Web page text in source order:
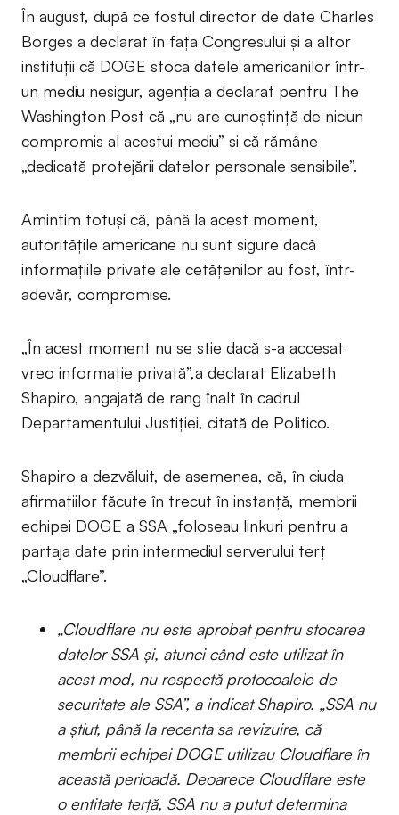
În august, după ce fostul director de date Charles
Borges a declarat în fața Congresului și a altor
instituții că DOGE stoca datele americanilor într-
un mediu nesigur, agenția a declarat pentru The
Washington Post că „nu are cunoștință de niciun
compromis al acestui mediu” și că rămâne
„dedicată protejării datelor personale sensibile”.
Amintim totuși că, până la acest moment,
autoritățile americane nu sunt sigure dacă
informațiile private ale cetățenilor au fost, într-
adevăr, compromise.
„În acest moment nu se știe dacă s-a accesat
vreo informație privată”,a declarat Elizabeth
Shapiro, angajată de rang înalt în cadrul
Departamentului Justiției, citată de Politico.
Shapiro a dezvăluit, de asemenea, că, în ciuda
afirmațiilor făcute în trecut în instanță, membrii
echipei DOGE a SSA „foloseau linkuri pentru a
partaja date prin intermediul serverului terț
„Cloudflare”.
„Cloudflare nu este aprobat pentru stocarea
datelor SSA și, atunci când este utilizat în
acest mod, nu respectă protocoalele de
securitate ale SSA”, a indicat Shapiro. „SSA nu
a știut, până la recenta sa revizuire, că
membrii echipei DOGE utilizau Cloudflare în
această perioadă. Deoarece Cloudflare este
o entitate terță, SSA nu a putut determina